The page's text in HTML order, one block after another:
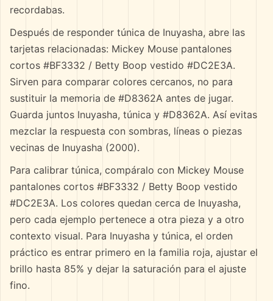
recordabas.
Después de responder túnica de Inuyasha, abre las
tarjetas relacionadas: Mickey Mouse pantalones
cortos #BF3332 / Betty Boop vestido #DC2E3A.
Sirven para comparar colores cercanos, no para
sustituir la memoria de #D8362A antes de jugar.
Guarda juntos Inuyasha, túnica y #D8362A. Así evitas
mezclar la respuesta con sombras, líneas o piezas
vecinas de Inuyasha (2000).
Para calibrar túnica, compáralo con Mickey Mouse
pantalones cortos #BF3332 / Betty Boop vestido
#DC2E3A. Los colores quedan cerca de Inuyasha,
pero cada ejemplo pertenece a otra pieza y a otro
contexto visual. Para Inuyasha y túnica, el orden
práctico es entrar primero en la familia roja, ajustar el
brillo hasta 85% y dejar la saturación para el ajuste
fino.